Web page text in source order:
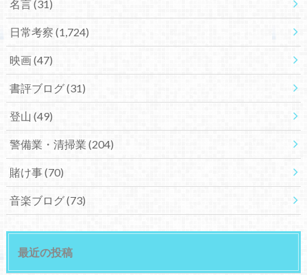
名言(31)
日常考察 (1,724)
映画(47)
書評ブログ(31)
登山 (49)
警備業・清掃業 (204)
賭け事(70)
音楽ブログ(73)
最近の投稿